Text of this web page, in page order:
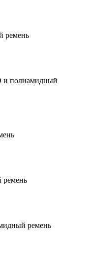
ремень
и полиамидный
ремень
ремень